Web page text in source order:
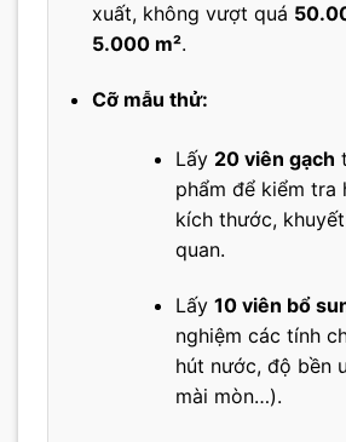
xuất, không vượt quá
5.000 m².
Cỡ mẫu thử:
Lấy 20 viên gạch
phẩm để kiểm tra
kích thước,
quan.
Lấy 10 viên bổ
nghiệm các tính
hút nước, độ bền
mài mòn…).